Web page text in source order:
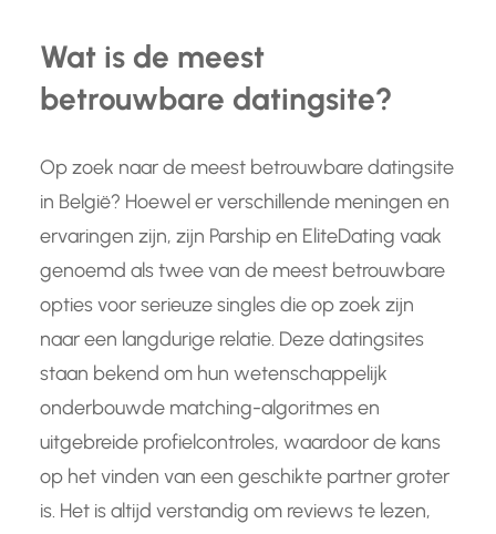
Wat is de meest
betrouwbare datingsite?
Op zoek naar de meest betrouwbare datingsite
in België? Hoewel er verschillende meningen en
ervaringen zijn, zijn Parship en EliteDating vaak
genoemd als twee van de meest betrouwbare
opties voor serieuze singles die op zoek zijn
naar een langdurige relatie. Deze datingsites
staan bekend om hun wetenschappelijk
onderbouwde matching-algoritmes en
uitgebreide profielcontroles, waardoor de kans
op het vinden van een geschikte partner groter
is. Het is altijd verstandig om reviews te lezen,